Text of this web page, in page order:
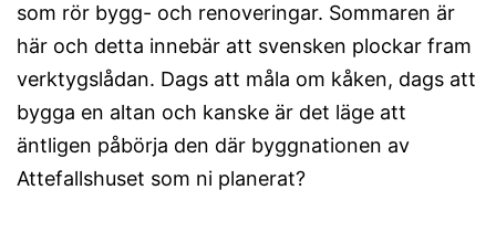
som rör bygg- och renoveringar. Sommaren är
här och detta innebär att svensken plockar fram
verktygslådan. Dags att måla om kåken, dags att
bygga en altan och kanske är det läge att
äntligen påbörja den där byggnationen av
Attefallshuset som ni planerat?